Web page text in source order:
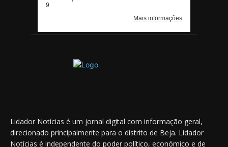
Lidador Notícias é um jornal digital com informação geral,
direcionado principalmente para o distrito de Beja. Lidador
Notícias é independente do poder político, económico e de